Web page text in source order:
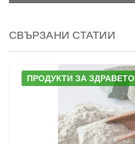
СВЪРЗАНИ СТАТИИ
ПРОДУКТИ ЗА ЗДРАВЕТО